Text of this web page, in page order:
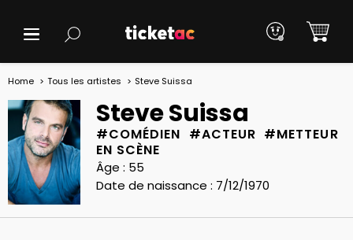
Home Tous les artistes Steve Suissa
Steve Suissa
#COMÉDIEN #ACTEUR #METTEUR
EN SCÈNE
Âge : 55
Date de naissance : 7/12/1970